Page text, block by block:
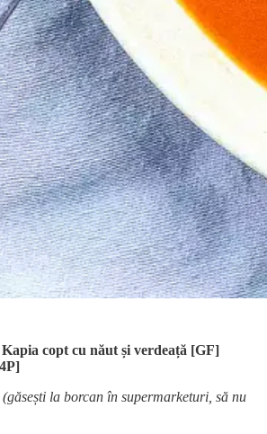
copt cu năut și verdeață [GF]
la borcan în supermarketuri, să nu